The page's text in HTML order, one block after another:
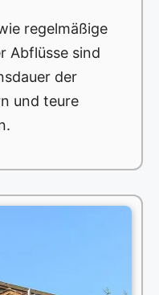
regelmäßige
Abflüsse sind
der
und teure